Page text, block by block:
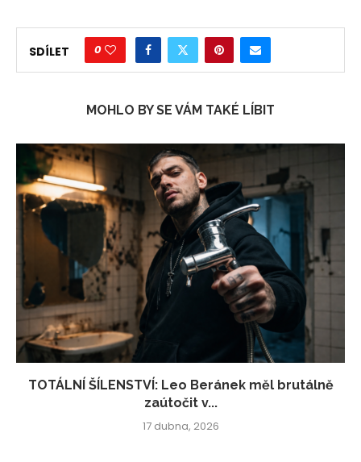
SDÍLET 0
MOHLO BY SE VÁM TAKÉ LÍBIT
TOTÁLNÍ ŠÍLENSTVÍ: Leo Beránek měl brutálně
zaútočit v...
17 dubna, 2026